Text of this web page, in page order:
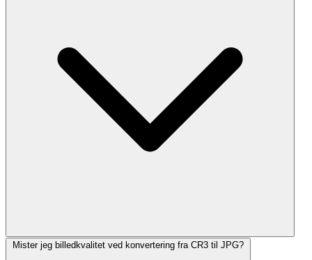
Mister jeg billedkvalitet ved konvertering fra CR3 til JPG?